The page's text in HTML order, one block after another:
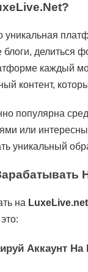
уникальная
блоги, делиться
каждый
контент,
популярна
или
уникальный
на LuxeLive.net
Аккаунт